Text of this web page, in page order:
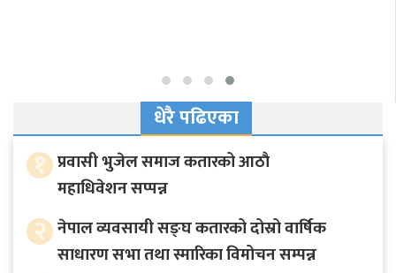
धेरै पढिएका
१ प्रवासी भुजेल समाज कतारको आठाै
महाधिवेशन सप्पन्न
२ नेपाल व्यवसायी सङ्घ कतारको दोस्रो वार्षिक
साधारण सभा तथा स्मारिका विमोचन सम्पन्न